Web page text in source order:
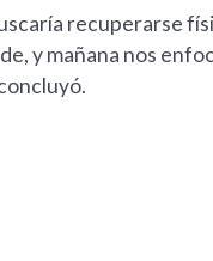
recuperarse
y mañana nos